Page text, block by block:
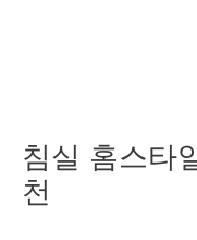
침실 홈스타
천